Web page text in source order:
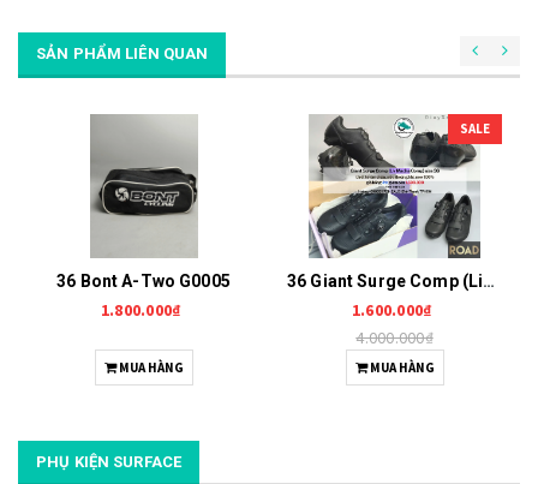
SẢN PHẨM LIÊN QUAN
36 Bont A-Two G0005
1.800.000₫
MUA HÀNG
SALE
36 Giant Surge Comp (Liv Macha Comp) G0006
1.600.000₫
4.000.000₫
MUA HÀNG
PHỤ KIỆN SURFACE